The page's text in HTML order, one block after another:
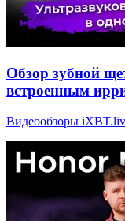
Обзор зубной
встроенным
Видеообзоры